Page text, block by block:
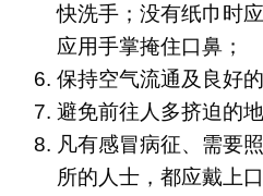
快洗手；没有纸巾时
应用手掌掩住口鼻；
保持空气流通及良好
避免前往人多挤迫的地
凡有感冒病征、需要
所的人士，都应戴上口